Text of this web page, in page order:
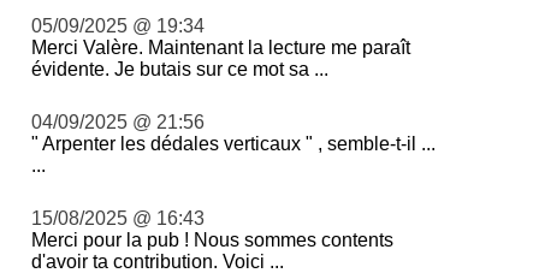
05/09/2025 @ 19:34
Merci Valère. Maintenant la lecture me paraît
évidente. Je butais sur ce mot sa ...
04/09/2025 @ 21:56
" Arpenter les dédales verticaux " , semble-t-il ...
...
15/08/2025 @ 16:43
Merci pour la pub ! Nous sommes contents
d'avoir ta contribution. Voici ...